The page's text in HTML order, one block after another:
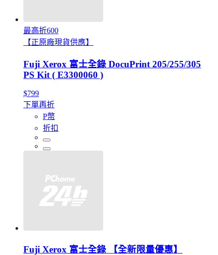
最高折600
【正原廠現貨供應】
Fuji Xerox 富士全錄 DocuPrint 205/255/305
PS Kit ( E3300060 )
$799
下單再折
P幣
折扣
Fuji Xerox 富士全錄 【全新限量優惠】